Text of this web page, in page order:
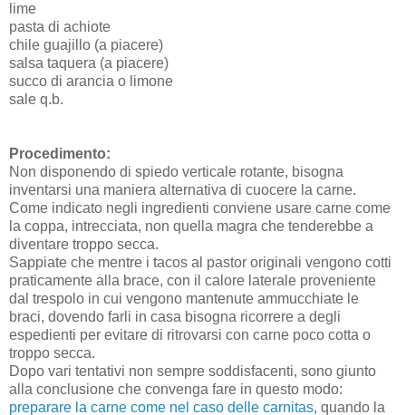
lime
pasta di achiote
chile guajillo (a piacere)
salsa taquera (a piacere)
succo di arancia o limone
sale q.b.
Procedimento:
Non disponendo di spiedo verticale rotante, bisogna
inventarsi una maniera alternativa di cuocere la carne.
Come indicato negli ingredienti conviene usare carne come
la coppa, intrecciata, non quella magra che tenderebbe a
diventare troppo secca.
Sappiate che mentre i tacos al pastor originali vengono cotti
praticamente alla brace, con il calore laterale proveniente
dal trespolo in cui vengono mantenute ammucchiate le
braci, dovendo farli in casa bisogna ricorrere a degli
espedienti per evitare di ritrovarsi con carne poco cotta o
troppo secca.
Dopo vari tentativi non sempre soddisfacenti, sono giunto
alla conclusione che convenga fare in questo modo:
preparare la carne come nel caso delle carnitas, quando la